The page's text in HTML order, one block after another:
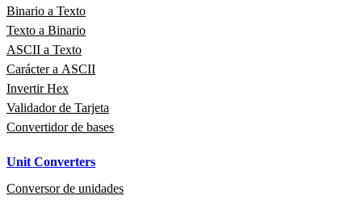
Binario a Texto
Texto a Binario
ASCII a Texto
Carácter a ASCII
Invertir Hex
Validador de Tarjeta
Convertidor de bases
Unit Converters
Conversor de unidades